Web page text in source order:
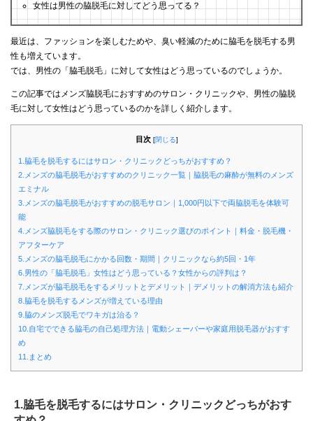
女性は男性の脇脱毛に対してどう思ってる？
最近は、ファッションを楽しむためや、臭い軽減のために脇毛を脱毛する男
性も増えています。
では、男性の「脇毛脱毛」に対して女性はどう思っているのでしょうか。
この記事ではメンズ脇脱毛におすすめのサロン・クリニックや、男性の脇脱
毛に対して女性はどう思っているのかを詳しく紹介します。
目次 [閉じる]
1.脇毛を脱毛するにはサロン・クリニックどっちがおすすめ？
2.メンズの脇毛脱毛がおすすめのクリニック一覧｜脇脱毛の麻酔が無料のメンズ
エミナル
3.メンズの脇毛脱毛がおすすめの脱毛サロン｜1,000円以下で両脇脱毛を体験可
能
4.メンズ脇脱毛をする際のサロン・クリニック選びのポイント｜料金・脱毛機・
アフターケア
5.メンズの脇毛脱毛にかかる回数・期間｜クリニックなら約5回・1年
6.男性の「脇毛脱毛」女性はどう思っている？女性からの評判は？
7.メンズが脇毛脱毛をするメリットとデメリット｜デメリットの解消方法も紹介
8.脇毛を脱毛するメンズが増えている理由
9.脇のメンズ脱毛でワキガは治る？
10.自宅でできる脇毛の自己処理方法｜電動シェーバーや家庭用脱毛器がおすす
め
11.まとめ
1.脇毛を脱毛するにはサロン・クリニックどっちがおす